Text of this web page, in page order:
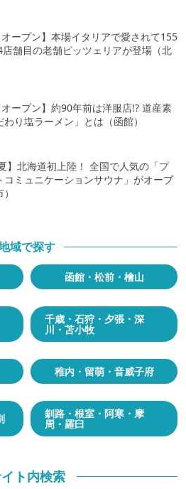
オープン】本場イタリアで愛されて155
舗目の老舗ピッツェリアが登場（北
オープン】約90年前は洋服店!? 道産素
り塩ラーメン」とは（函館）
】北海道初上陸！ 全国で人気の「プ
コミュニケーションサウナ」がオープ
域で探す
函館・松前・檜山
千歳・石狩・夕張・深
川・苫小牧
稚内・留萌・音威子府
釧路・根室・阿寒・摩
周・羅臼
ト内検索